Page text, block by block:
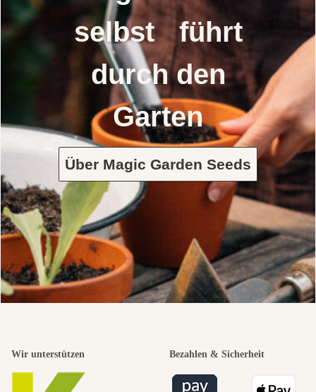
selbst führt
durch den
Garten
Über Magic Garden Seeds
Wir unterstützen Bezahlen & Sicherheit